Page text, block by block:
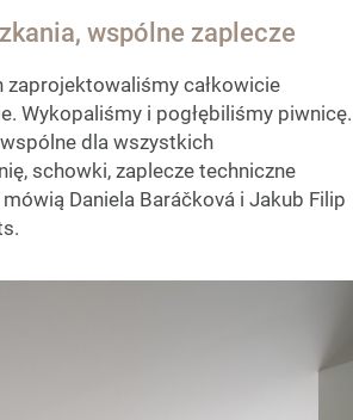
wspólne zaplecze
zaprojektowaliśmy całkowicie
Wykopaliśmy i pogłębiliśmy piwnicę.
dla wszystkich
schowki, zaplecze techniczne
Daniela Baráčková i Jakub Filip